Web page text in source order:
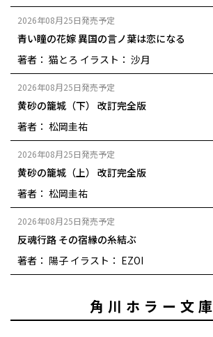
2026年08月25日発売予定
青い瞳の花嫁 異国の言ノ葉は恋になる
著者： 猫とろ イラスト： 沙月
2026年08月25日発売予定
黄砂の籠城（下） 改訂完全版
著者： 松岡圭祐
2026年08月25日発売予定
黄砂の籠城（上） 改訂完全版
著者： 松岡圭祐
2026年08月25日発売予定
反魂行路 その宿縁の糸結ぶ
著者： 陽子 イラスト： EZOI
角川ホラー文庫